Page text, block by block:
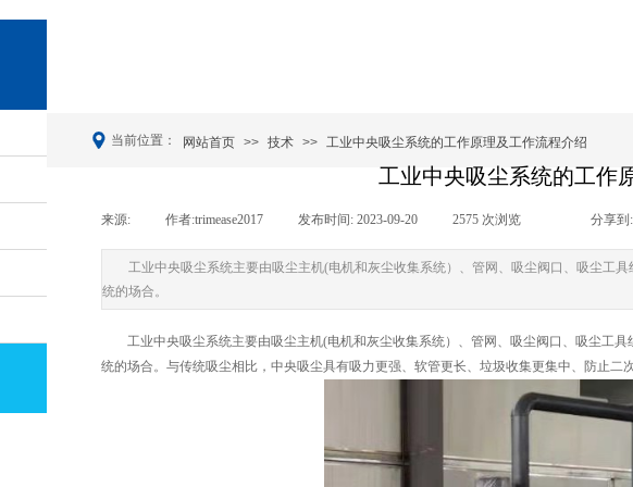
网站首页 >> 技术 >> 工业中央吸尘系统的工作原理及工作流程介绍
当前位置：
工业中央吸尘系统的工作
来源: 作者:trimease2017 发布时间: 2023-09-20 2575 次浏览 分享到:
工业中央吸尘系统主要由吸尘主机(电机和灰尘收集系统）、管网、吸尘阀口、吸尘工
统的场合。
工业中央吸尘系统主要由吸尘主机(电机和灰尘收集系统）、管网、吸尘阀口、吸尘工具
统的场合。与传统吸尘相比，中央吸尘具有吸力更强、软管更长、垃圾收集更集中、防止二